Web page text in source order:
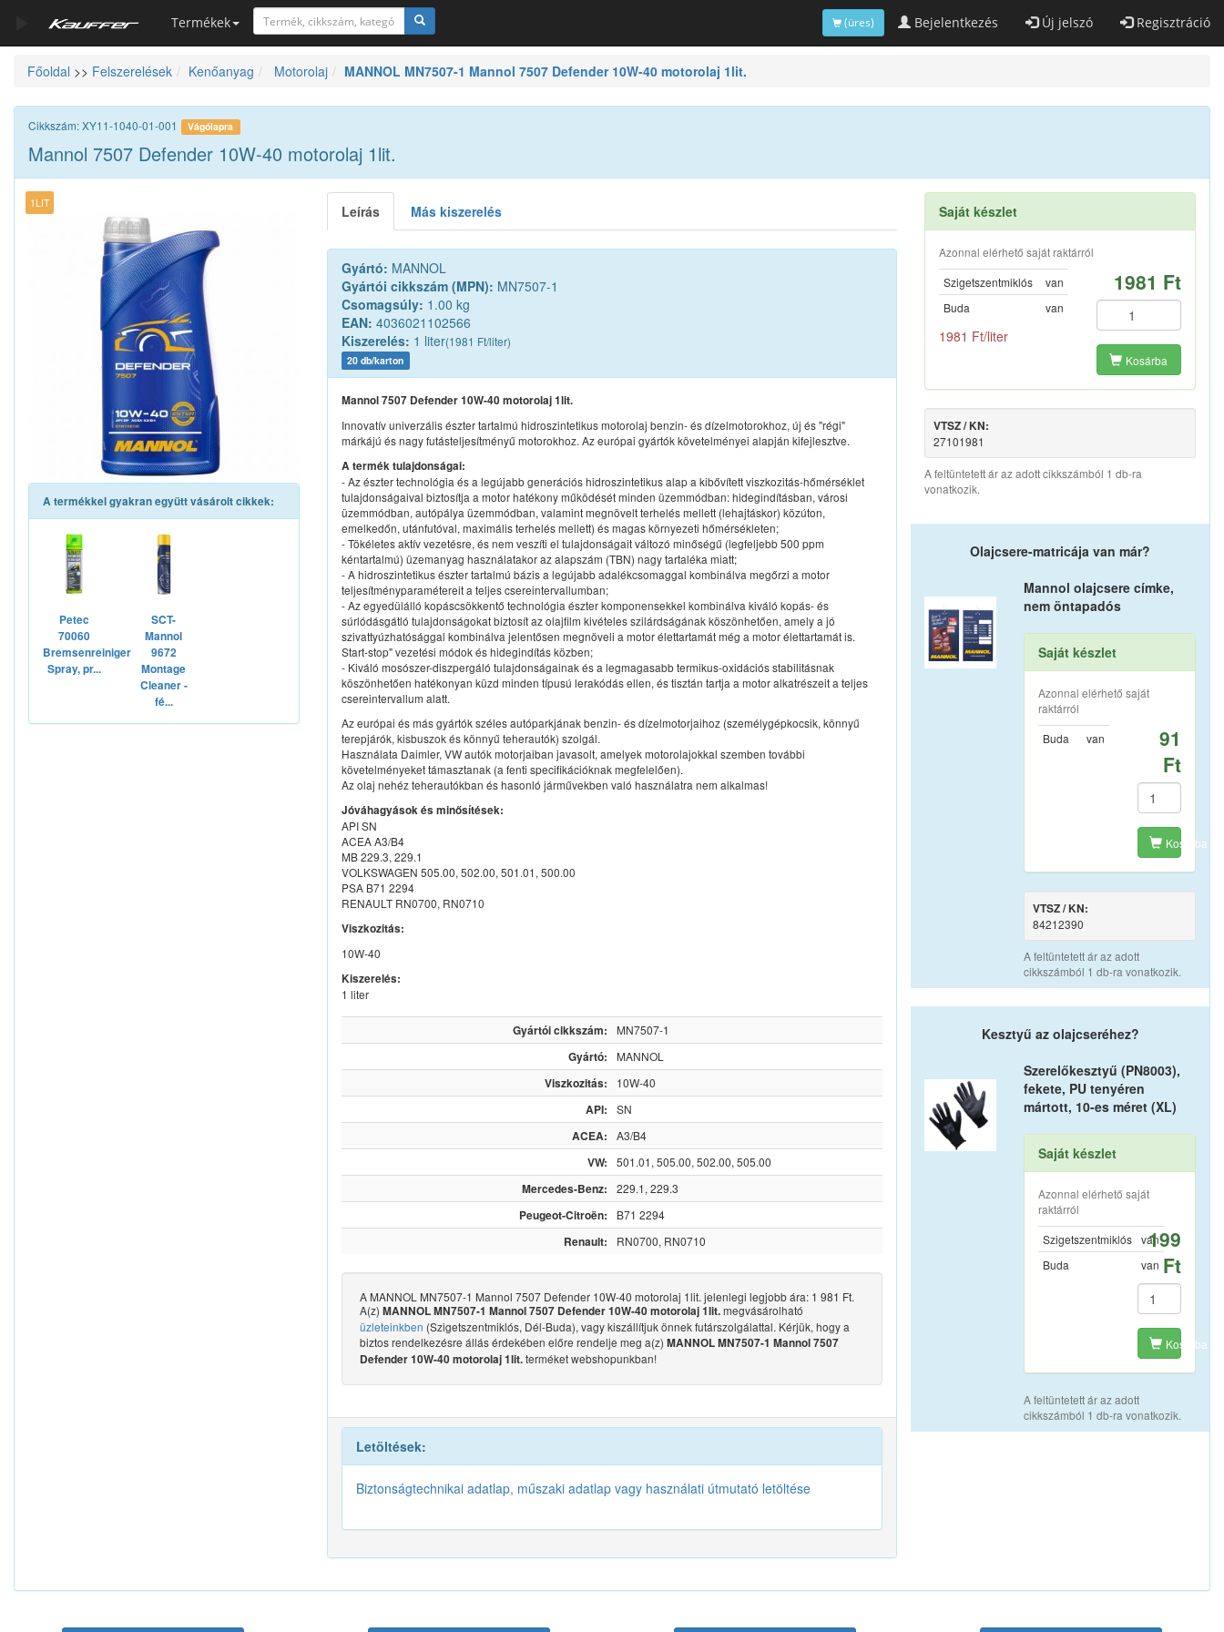
Termékek Bejelentkezés Új jelszó Regisztráció
(üres)
Szerszámkatalógus
Kosár
Alkatrészek
Főoldal >> Felszerelések Kenőanyag Motorolaj MANNOL MN7507-1 Mannol 7507 Defender 10W-40 motorolaj 1lit.
Cikkszám: XY11-1040-01-001 Vágólapra
Mannol 7507 Defender 10W-40 motorolaj 1lit.
1LIT
A termékkel gyakran együtt vásárolt cikkek:
Petec
70060
Bremsenreiniger
Spray, pr...
SCT-
Mannol
9672
Montage
Cleaner -
fé...
Leírás Más kiszerelés
Gyártó: MANNOL
Gyártói cikkszám (MPN): MN7507-1
Csomagsúly: 1.00 kg
EAN: 4036021102566
Kiszerelés: 1 liter(1981 Ft/liter)
20 db/karton
Mannol 7507 Defender 10W-40 motorolaj 1lit.
Innovatív univerzális észter tartalmú hidroszintetikus motorolaj benzin- és dízelmotorokhoz, új és "régi"
márkájú és nagy futásteljesítményű motorokhoz. Az európai gyártók követelményei alapján kifejlesztve.
A termék tulajdonságai:
- Az észter technológia és a legújabb generációs hidroszintetikus alap a kibővített viszkozitás-hőmérséklet
tulajdonságaival biztosítja a motor hatékony működését minden üzemmódban: hidegindításban, városi
üzemmódban, autópálya üzemmódban, valamint megnövelt terhelés mellett (lehajtáskor) közúton,
emelkedőn, utánfutóval, maximális terhelés mellett) és magas környezeti hőmérsékleten;
- Tökéletes aktív vezetésre, és nem veszíti el tulajdonságait változó minőségű (legfeljebb 500 ppm
kéntartalmú) üzemanyag használatakor az alapszám (TBN) nagy tartaléka miatt;
- A hidroszintetikus észter tartalmú bázis a legújabb adalékcsomaggal kombinálva megőrzi a motor
teljesítményparamétereit a teljes csereintervallumban;
- Az egyedülálló kopáscsökkentő technológia észter komponensekkel kombinálva kiváló kopás- és
súrlódásgátló tulajdonságokat biztosít az olajfilm kivételes szilárdságának köszönhetően, amely a jó
szivattyúzhatósággal kombinálva jelentősen megnöveli a motor élettartamát még a motor élettartamát is.
Start-stop" vezetési módok és hidegindítás közben;
- Kiváló mosószer-diszpergáló tulajdonságainak és a legmagasabb termikus-oxidációs stabilitásnak
köszönhetően hatékonyan küzd minden típusú lerakódás ellen, és tisztán tartja a motor alkatrészeit a teljes
csereintervallum alatt.
Az európai és más gyártók széles autóparkjának benzin- és dízelmotorjaihoz (személygépkocsik, könnyű
terepjárók, kisbuszok és könnyű teherautók) szolgál.
Használata Daimler, VW autók motorjaiban javasolt, amelyek motorolajokkal szemben további
követelményeket támasztanak (a fenti specifikációknak megfelelően).
Az olaj nehéz teherautókban és hasonló járművekben való használatra nem alkalmas!
Jóváhagyások és minősítések:
API SN
ACEA A3/B4
MB 229.3, 229.1
VOLKSWAGEN 505.00, 502.00, 501.01, 500.00
PSA B71 2294
RENAULT RN0700, RN0710
Viszkozitás:
10W-40
Kiszerelés:
1 liter
Gyártói cikkszám: MN7507-1
Gyártó: MANNOL
Viszkozitás: 10W-40
API: SN
ACEA: A3/B4
VW: 501.01, 505.00, 502.00, 505.00
Mercedes-Benz: 229.1, 229.3
Peugeot-Citroën: B71 2294
Renault: RN0700, RN0710
A MANNOL MN7507-1 Mannol 7507 Defender 10W-40 motorolaj 1lit. jelenlegi legjobb ára: 1 981 Ft.
A(z) MANNOL MN7507-1 Mannol 7507 Defender 10W-40 motorolaj 1lit.megvásárolható
üzleteinkben (Szigetszentmiklós, Dél-Buda), vagy kiszállítjuk önnek futárszolgálattal. Kérjük, hogy a
biztos rendelkezésre állás érdekében előre rendelje meg a(z) MANNOL MN7507-1 Mannol 7507
Defender 10W-40 motorolaj 1lit.terméket webshopunkban!
Letöltések:
Biztonságtechnikai adatlap, műszaki adatlap vagy használati útmutató letöltése
Saját készlet
Azonnal elérhető saját raktárról
Szigetszentmiklós
van
Buda
van
1981 Ft/liter
1981 Ft
Kosárba
VTSZ / KN:
27101981
A feltüntetett ár az adott cikkszámból 1 db-ra
vonatkozik.
Olajcsere-matricája van már?
Mannol olajcsere címke,
nem öntapadós
Saját készlet
Azonnal elérhető saját
raktárról
Buda
van
91
Ft
Kosárba
VTSZ / KN:
84212390
A feltüntetett ár az adott
cikkszámból 1 db-ra vonatkozik.
Kesztyű az olajcseréhez?
Szerelőkesztyű (PN8003),
fekete, PU tenyéren
mártott, 10-es méret (XL)
Saját készlet
Azonnal elérhető saját
raktárról
Szigetszentmiklós
van
Buda
van
199
Ft
Kosárba
A feltüntetett ár az adott
cikkszámból 1 db-ra vonatkozik.